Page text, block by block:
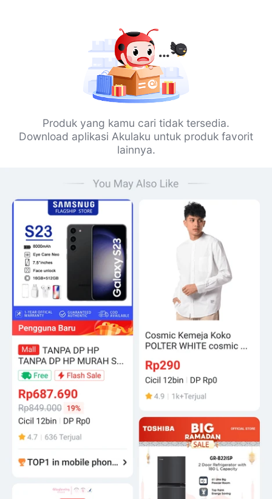
Produk yang kamu cari tidak tersedia.
Download aplikasi Akulaku untuk produk favorit
lainnya.